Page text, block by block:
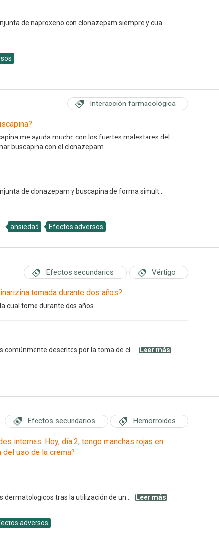
de naproxeno con clonazepam siempre y cua...
Interacción farmacológica
me ayuda mucho con los fuertes malestares del
buscapina con el clonazepam.
de clonazepam y buscapina de forma simult...
ansiedad Efectos adversos
Vértigo
Efectos secundarios
tomada durante dos años?
cual tomé durante dos años.
descritos por la toma de ci... Leer más
Hemorroides
Efectos secundarios
internas. Hoy, día 2, tengo manchas rojas en
del uso de la crema?
tras la utilización de un... Leer más
adversos